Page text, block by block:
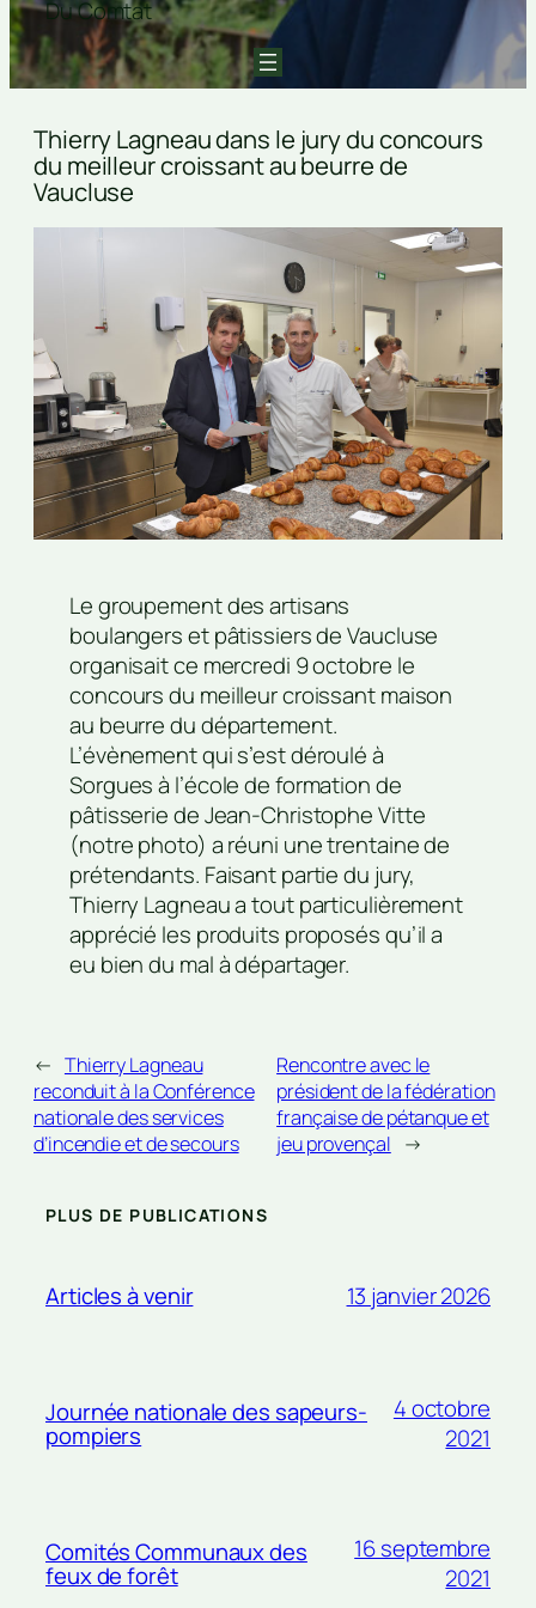
Du Comtat
Thierry Lagneau dans le jury du concours
du meilleur croissant au beurre de
Vaucluse
Le groupement des artisans
boulangers et pâtissiers de Vaucluse
organisait ce mercredi 9 octobre le
concours du meilleur croissant maison
au beurre du département.
L’évènement qui s’est déroulé à
Sorgues à l’école de formation de
pâtisserie de Jean-Christophe Vitte
(notre photo) a réuni une trentaine de
prétendants. Faisant partie du jury,
Thierry Lagneau a tout particulièrement
apprécié les produits proposés qu’il a
eu bien du mal à départager.
← Thierry Lagneau
reconduit à la Conférence
nationale des services
d’incendie et de secours
Rencontre avec le
président de la fédération
française de pétanque et
jeu provençal →
PLUS DE PUBLICATIONS
Articles à venir 13 janvier 2026
Journée nationale des sapeurs-
pompiers
4 octobre
2021
Comités Communaux des
feux de forêt
16 septembre
2021